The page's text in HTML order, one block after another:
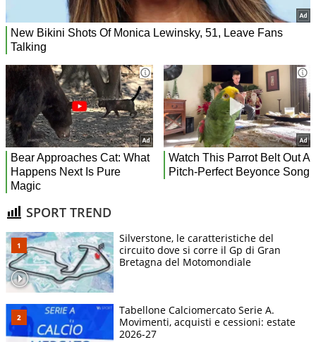
SPORT TREND
Silverstone, le caratteristiche del
circuito dove si corre il Gp di Gran
Bretagna del Motomondiale
Tabellone Calciomercato Serie A.
Movimenti, acquisti e cessioni: estate
2026-27